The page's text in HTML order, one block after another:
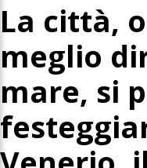
La città,
meglio
mare, si